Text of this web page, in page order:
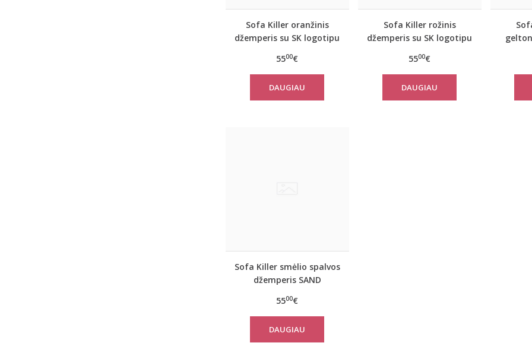
Sofa Killer oranžinis
džemperis su SK logotipu
5500€
DAUGIAU
Sofa Killer rožinis
džemperis su SK logotipu
5500€
DAUGIAU
Sofa Killer smėlio spalvos
džemperis SAND
5500€
DAUGIAU